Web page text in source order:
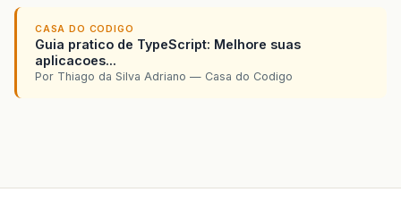
CASA DO CODIGO
Guia pratico de TypeScript: Melhore suas
aplicacoes...
Por Thiago da Silva Adriano — Casa do Codigo